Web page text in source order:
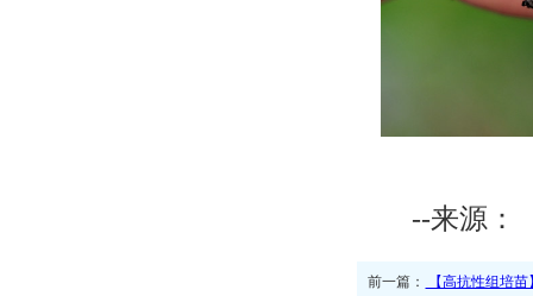
--来源：
前一篇： 【高抗性组培